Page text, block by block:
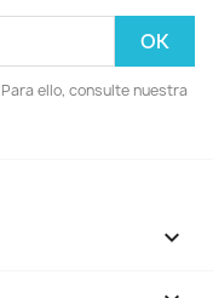
ello, consulte nuestra
